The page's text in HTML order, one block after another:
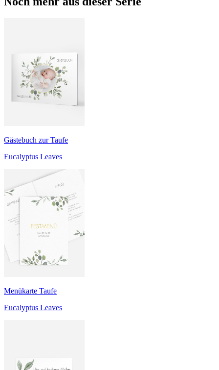
Gästebuch zur Taufe
Eucalyptus Leaves
Menükarte Taufe
Eucalyptus Leaves